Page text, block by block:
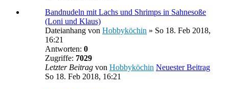
Bandnudeln mit Lachs und Shrimps in Sahnesoße
(Loni und Klaus)
Dateianhang von Hobbyköchin » So 18. Feb 2018,
16:21
Antworten: 0
Zugriffe: 7029
Letzter Beitrag von Hobbyköchin Neuester Beitrag
So 18. Feb 2018, 16:21